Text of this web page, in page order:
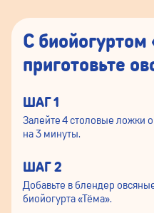
C
приготовьте
ШАГ 1
Залейте 4 столовые ложки
на 3 минуты.
ШАГ 2
Добавьте в блендер
биойогурта «Тёма».